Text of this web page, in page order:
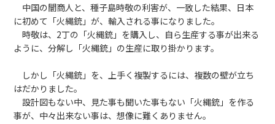
中国の闇商人と、種子島時敬の利害が、一致した結果、日本
に初めて「火縄銃」が、輸入される事になりました。
時敬は、2丁の「火縄銃」を購入し、自ら生産する事が出来る
ように、分解し「火縄銃」の生産に取り掛かります。
しかし「火縄銃」を、上手く複製するには、複数の壁が立ち
はだかりました。
設計図もない中、見た事も聞いた事もない「火縄銃」を作る
事が、中々出来ない事は、想像に難くありません。